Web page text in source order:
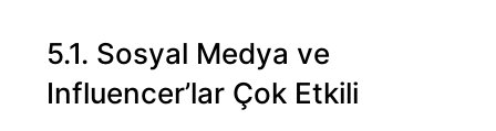
5.1. Sosyal Medya ve
Influencer’lar Çok Etkili